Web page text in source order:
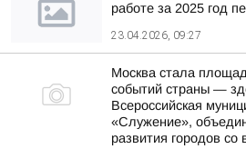
работе за 2025 год
23.04.2026, 09:27
Москва стала
событий страны —
Всероссийская
«Служение»,
развития городов со